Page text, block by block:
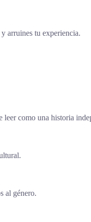
arruines tu experiencia.
leer como una historia
al género.